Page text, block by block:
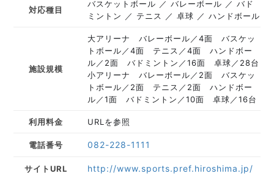
対応種目
バスケットボール バレーボール
バド
ミントン
テニス 卓球 ハンドボール
施設規模
大アリーナ バレーボール／4面 バスケッ
トボール／4面 テニス／4面 ハンドボー
ル／2面 バドミントン／16面 卓球／28台
小アリーナ バレーボール／2面 バスケッ
トボール／2面 テニス／2面 ハンドボー
ル／1面 バドミントン／10面 卓球／16台
利用料金 URLを参照
電話番号 082-228-1111
サイトURL http://www.sports.pref.hiroshima.jp/